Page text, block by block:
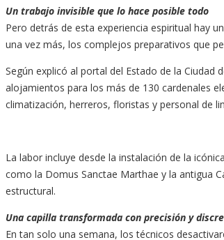
Un trabajo invisible que lo hace posible todo
Pero detrás de esta experiencia espiritual hay
una vez más, los complejos preparativos que
Según explicó al portal del Estado de la Ciudad
alojamientos para los más de 130 cardenales
climatización, herreros, floristas y personal de
La labor incluye desde la instalación de la
como la Domus Sanctae Marthae y la antigua
estructural.
Una capilla transformada con precisión y
En tan solo una semana, los técnicos